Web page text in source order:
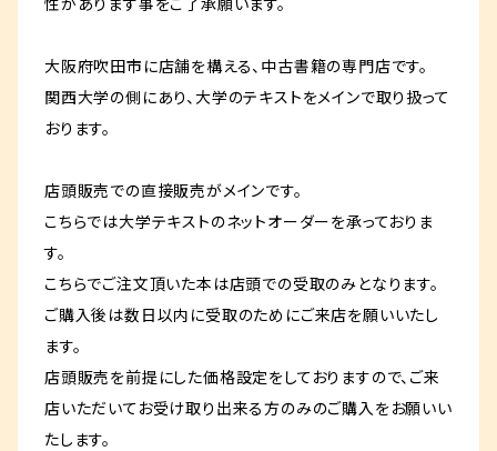
性があります事をご了承願います。
大阪府吹田市に店舗を構える、中古書籍の専門店です。
関西大学の側にあり、大学のテキストをメインで取り扱って
おります。
店頭販売での直接販売がメインです。
こちらでは大学テキストのネットオーダーを承っておりま
す。
こちらでご注文頂いた本は店頭での受取のみとなります。
ご購入後は数日以内に受取のためにご来店を願いいたし
ます。
店頭販売を前提にした価格設定をしておりますので、ご来
店いただいてお受け取り出来る方のみのご購入をお願いい
たします。